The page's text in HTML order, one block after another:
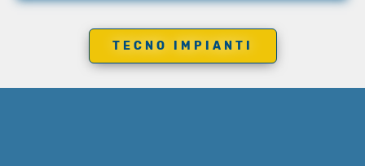
TECNO IMPIANTI